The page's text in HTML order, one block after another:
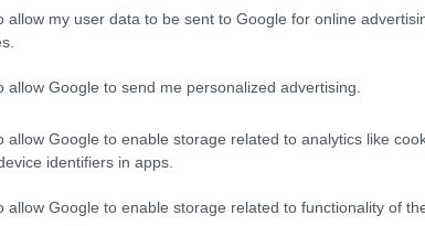
allow my user data to be sent to Google for online
allow Google to send me personalized advertising.
allow Google to enable storage related to analytics like
identifiers in apps.
allow Google to enable storage related to functionality of